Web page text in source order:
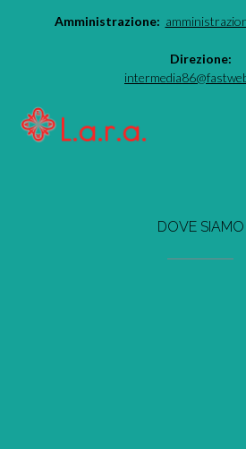
Amministrazione:
Direzione:
DOVE SIAMO